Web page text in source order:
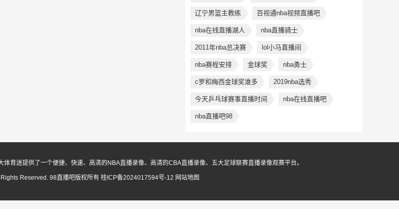
辽宁男篮主教练 百视通nba视频直播吧
nba在线直播湖人 nba直播骑士
2011年nba总决赛 lol小马直播间
nba赛程安排 金球奖 nba勇士
c罗和梅西金球奖谁多 2019nba选秀
今天乒乓球赛事直播时间 nba在线直播吧
nba直播吧98
育迷提供了一个便捷、快速、高清的NBA直播录像、高清的CBA直播录像、五大足球联赛直播录像观赛平台。
Reserved. 98直播吧版权所有 桂ICP备2024017594号-12 网站地图